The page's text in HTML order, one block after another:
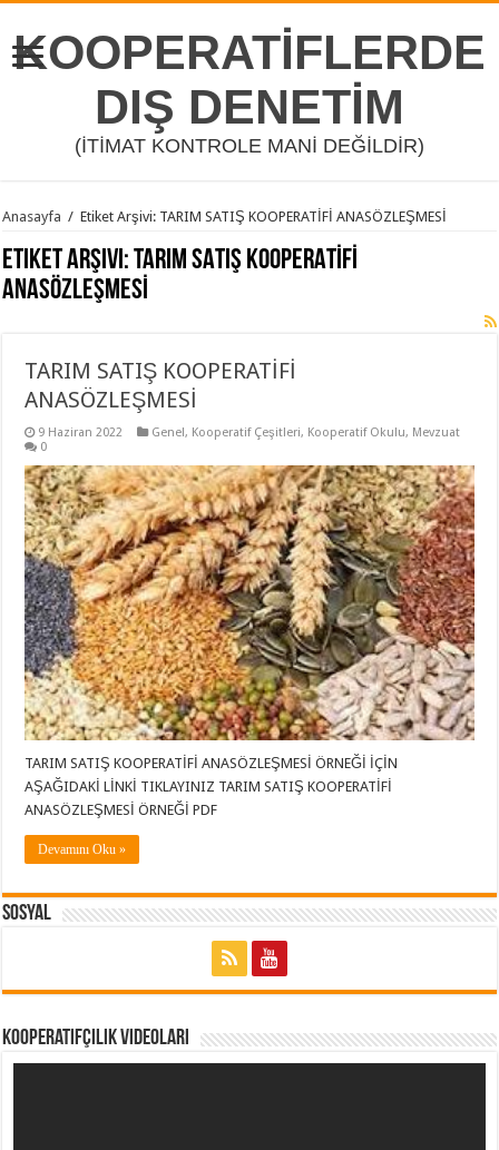
KOOPERATİFLERDE
DIŞ DENETİM
(İTİMAT KONTROLE MANİ DEĞİLDİR)
Anasayfa / Etiket Arşivi: TARIM SATIŞ KOOPERATİFİ ANASÖZLEŞMESİ
Etiket Arşivi:TARIM SATIŞ KOOPERATİFİ
ANASÖZLEŞMESİ
TARIM SATIŞ KOOPERATİFİ
ANASÖZLEŞMESİ
9 Haziran 2022 Genel, Kooperatif Çeşitleri, Kooperatif Okulu, Mevzuat
0
TARIM SATIŞ KOOPERATİFİ ANASÖZLEŞMESİ ÖRNEĞİ İÇİN
AŞAĞIDAKİ LİNKİ TIKLAYINIZ TARIM SATIŞ KOOPERATİFİ
ANASÖZLEŞMESİ ÖRNEĞİ PDF
Devamını Oku »
Sosyal
Kooperatifçilik Videoları